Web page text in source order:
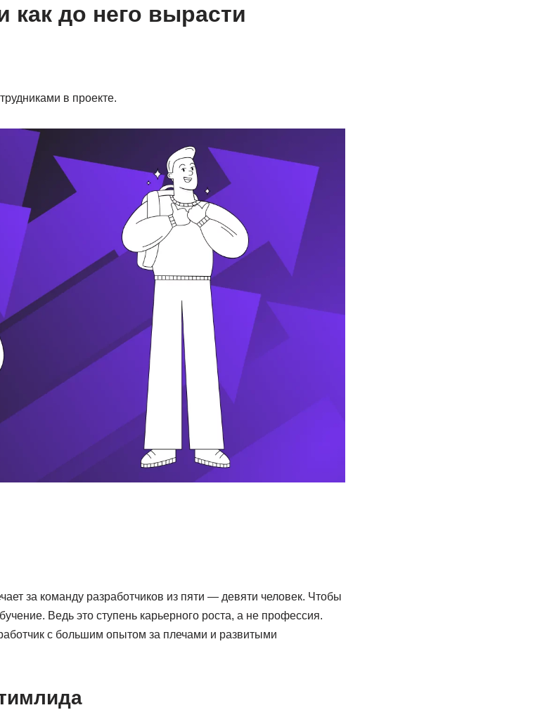
как до него вырасти
в проекте.
за команду разработчиков из пяти — девяти человек. Чтобы
Ведь это ступень карьерного роста, а не профессия.
с большим опытом за плечами и развитыми